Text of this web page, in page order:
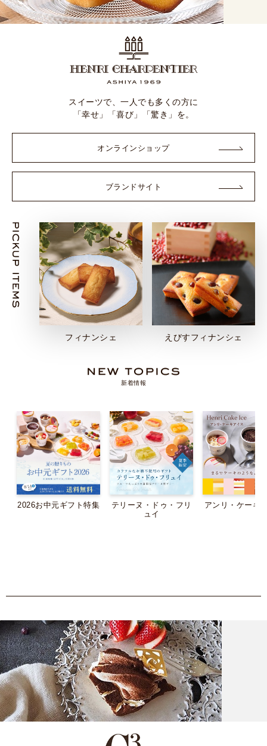
スイーツで、一人でも多くの方に
「幸せ」「喜び」「驚き」を。
オンラインショップ
ブランドサイト
フィナンシェ えびすフィナンシェ
新着情報
2026お中元ギフト特集
テリーヌ・ドゥ・フリ
ュイ
アンリ・ケーキ